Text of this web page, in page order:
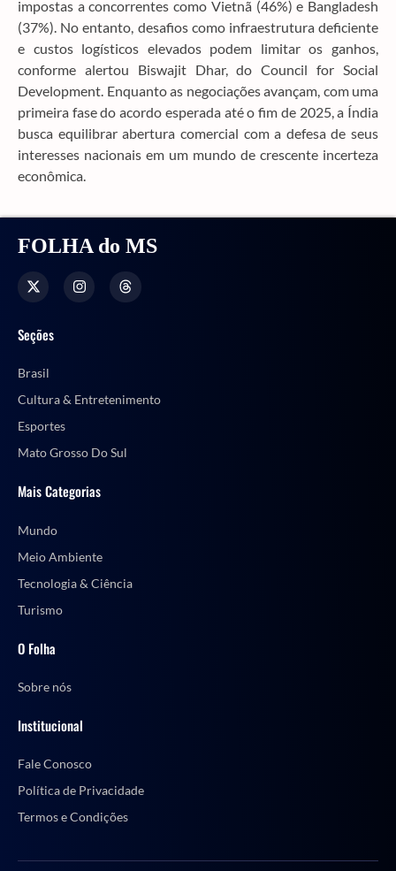
impostas a concorrentes como Vietnã (46%) e Bangladesh
(37%). No entanto, desafios como infraestrutura deficiente
e custos logísticos elevados podem limitar os ganhos,
conforme alertou Biswajit Dhar, do Council for Social
Development. Enquanto as negociações avançam, com uma
primeira fase do acordo esperada até o fim de 2025, a Índia
busca equilibrar abertura comercial com a defesa de seus
interesses nacionais em um mundo de crescente incerteza
econômica.
FOLHA do MS
Seções
Brasil
Cultura & Entretenimento
Esportes
Mato Grosso Do Sul
Mais Categorias
Mundo
Meio Ambiente
Tecnologia & Ciência
Turismo
O Folha
Sobre nós
Institucional
Fale Conosco
Política de Privacidade
Termos e Condições